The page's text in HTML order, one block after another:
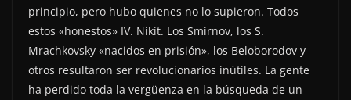
principio, pero hubo quienes no lo supieron. Todos
estos «honestos» IV. Nikit. Los Smirnov, los S.
Mrachkovsky «nacidos en prisión», los Beloborodov y
otros resultaron ser revolucionarios inútiles. La gente
ha perdido toda la vergüenza en la búsqueda de un